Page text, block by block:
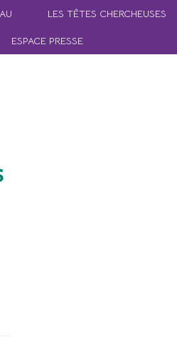
LES TÊTES CHERCHEUSES
ESPACE PRESSE